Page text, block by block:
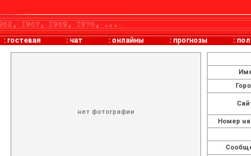
: гостевая : чат : онлайны : прогнозы :
нет фотографии
Номер